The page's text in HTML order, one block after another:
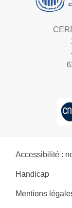
Accessibilité :
Handicap
Mentions